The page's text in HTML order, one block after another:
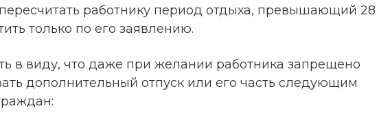
работнику период отдыха, превышающий 28
только по его заявлению.
в виду, что даже при желании работника запрещено
дополнительный отпуск или его часть следующим